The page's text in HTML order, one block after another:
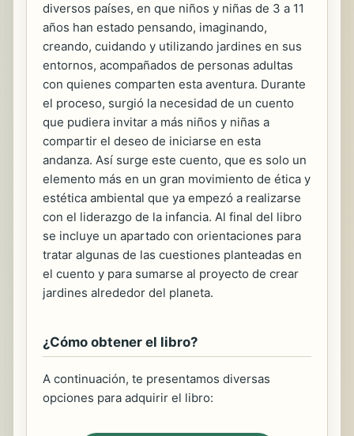
diversos países, en que niños y niñas de 3 a 11
años han estado pensando, imaginando,
creando, cuidando y utilizando jardines en sus
entornos, acompañados de personas adultas
con quienes comparten esta aventura. Durante
el proceso, surgió la necesidad de un cuento
que pudiera invitar a más niños y niñas a
compartir el deseo de iniciarse en esta
andanza. Así surge este cuento, que es solo un
elemento más en un gran movimiento de ética y
estética ambiental que ya empezó a realizarse
con el liderazgo de la infancia. Al final del libro
se incluye un apartado con orientaciones para
tratar algunas de las cuestiones planteadas en
el cuento y para sumarse al proyecto de crear
jardines alrededor del planeta.
¿Cómo obtener el libro?
A continuación, te presentamos diversas
opciones para adquirir el libro: